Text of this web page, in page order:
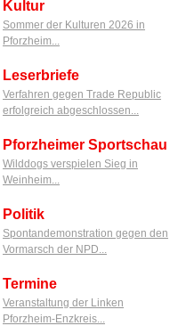
Kultur
Sommer der Kulturen 2026 in
Pforzheim...
Leserbriefe
Verfahren gegen Trade Republic
erfolgreich abgeschlossen...
Pforzheimer Sportschau
Wilddogs verspielen Sieg in
Weinheim...
Politik
Spontandemonstration gegen den
Vormarsch der NPD...
Termine
Veranstaltung der Linken
Pforzheim-Enzkreis...